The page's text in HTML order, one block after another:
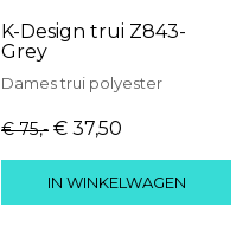
K-Design trui Z843-
Grey
Damestrui polyester
€ 75,- € 37,50
IN WINKELWAGEN